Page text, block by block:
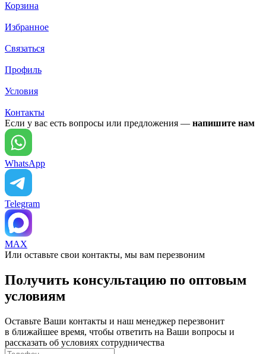
Корзина
Избранное
Связаться
Профиль
Условия
Контакты
Если у вас есть вопросы или предложения — напишите нам
WhatsApp
Telegram
MAX
Или оставьте свои контакты, мы вам перезвоним
Получить консультацию по оптовым
условиям
Оставьте Ваши контакты и наш менеджер перезвонит
в ближайшее время, чтобы ответить на Ваши вопросы и
рассказать об условиях сотрудничества